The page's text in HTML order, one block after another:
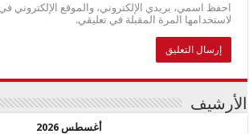
احفظ اسمي، بريدي الإلكتروني، والموقع الإلكتروني
لاستخدامها المرة المقبلة في تعليقي.
الأرشيف
أغسطس 2026